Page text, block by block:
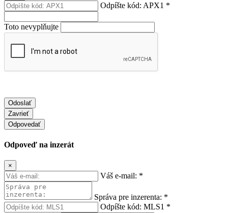
Odpíšte kód: APX1 *
Toto nevyplňujte
Odoslať
Zavrieť
Odpovedať
Odpoveď na inzerát
×
Váš e-mail: *
Správa pre inzerenta: *
Odpíšte kód: MLS1 *